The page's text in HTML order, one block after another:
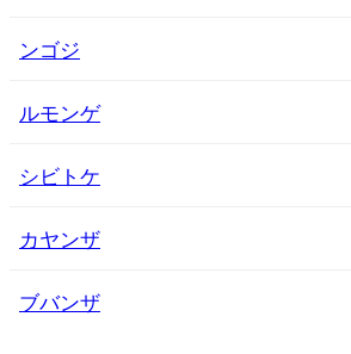
ンゴジ
ルモンゲ
シビトケ
カヤンザ
ブバンザ